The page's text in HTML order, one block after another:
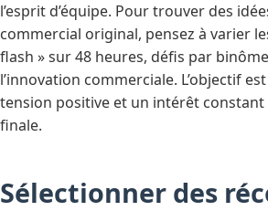
l’esprit d’équipe. Pour trouver des
commercial original, pensez à varier
flash » sur 48 heures, défis par
l’innovation commerciale. L’objectif
tension positive et un intérêt
finale.
Sélectionner des